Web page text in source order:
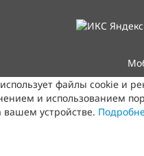
файлы cookie и
и использованием
вашем устройстве.